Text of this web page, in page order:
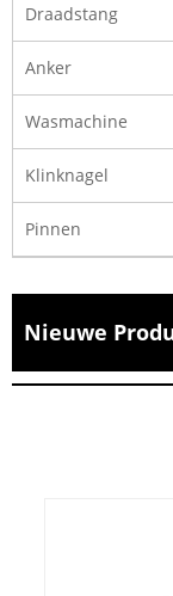
Draadstang
Anker
Wasmachine
Klinknagel
Pinnen
Nieuwe